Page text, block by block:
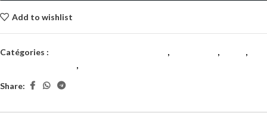
Add to wishlist
Catégories : , ,
,
,
Share: